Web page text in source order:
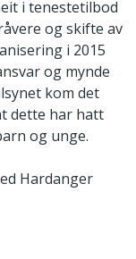
i tenestetilbod
og skifte av
i 2015
og mynde
kom det
dette har hatt
og unge.
Hardanger